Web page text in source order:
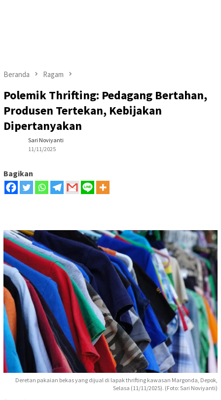
Beranda Ragam
‎Polemik Thrifting: Pedagang Bertahan,
Produsen Tertekan, Kebijakan
Dipertanyakan
Sari Noviyanti
11/11/2025
Bagikan
Deretan pakaian bekas yang dijual di lapak thrifting kawasan Margonda, Depok,
Selasa (11/11/2025). (Foto: Sari Noviyanti)